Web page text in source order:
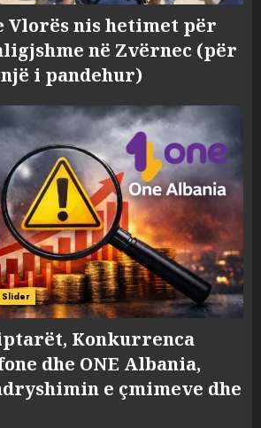
nis hetimet për
në Zvërnec (për
i pandehur)
Slider
Konkurrenca
dhe ONE Albania,
e çmimeve dhe